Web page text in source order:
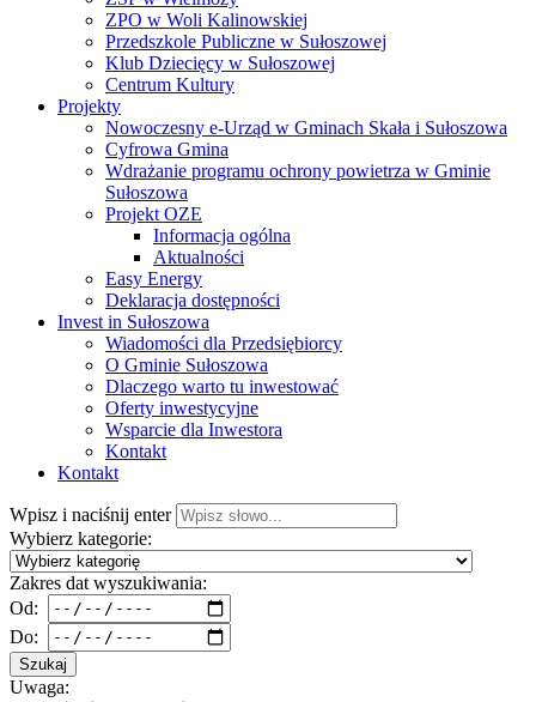
ZPO w Woli Kalinowskiej
Przedszkole Publiczne w Sułoszowej
Klub Dziecięcy w Sułoszowej
Centrum Kultury
Projekty
Nowoczesny e-Urząd w Gminach Skała i Sułoszowa
Cyfrowa Gmina
Wdrażanie programu ochrony powietrza w Gminie
Sułoszowa
Projekt OZE
Informacja ogólna
Aktualności
Easy Energy
Deklaracja dostępności
Invest in Sułoszowa
Wiadomości dla Przedsiębiorcy
O Gminie Sułoszowa
Dlaczego warto tu inwestować
Oferty inwestycyjne
Wsparcie dla Inwestora
Kontakt
Kontakt
Wpisz i naciśnij enter
Wybierz kategorie:
Zakres dat wyszukiwania:
Od:
Do:
Szukaj
Uwaga: